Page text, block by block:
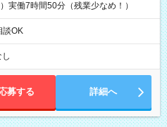
実働7時間50分（残業少なめ！）
OK
募する 詳細へ